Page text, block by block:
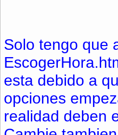
if (c!= ':'
</script>
}
Solo tengo que
esta debido a
opciones
realidad deben